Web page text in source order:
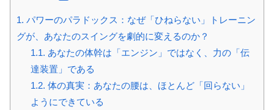
1. パワーのパラドックス：なぜ「ひねらない」トレーニン
グが、あなたのスイングを劇的に変えるのか？
1.1. あなたの体幹は「エンジン」ではなく、力の「伝
達装置」である
1.2. 体の真実：あなたの腰は、ほとんど「回らない」
ようにできている